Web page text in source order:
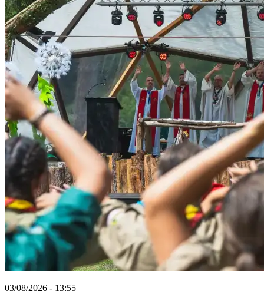
03/08/2026 - 13:55